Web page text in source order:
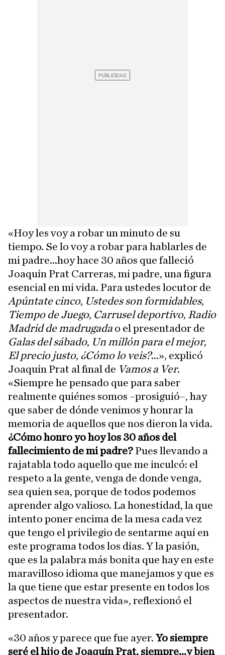
«Hoy les voy a robar un minuto de su
tiempo. Se lo voy a robar para hablarles de
mi padre...hoy hace 30 años que falleció
Joaquín Prat Carreras, mi padre, una figura
esencial en mi vida. Para ustedes locutor de
Apúntate cinco, Ustedes son formidables,
Tiempo de Juego, Carrusel deportivo, Radio
Madrid de madrugada o el presentador de
Galas del sábado, Un millón para el mejor,
El precio justo, ¿Cómo lo veis?...», explicó
Joaquín Prat al final de Vamos a Ver.
«Siempre he pensado que para saber
realmente quiénes somos –prosiguió–, hay
que saber de dónde venimos y honrar la
memoria de aquellos que nos dieron la vida.
¿Cómo honro yo hoy los 30 años del
fallecimiento de mi padre?Pues llevando a
rajatabla todo aquello que me inculcó: el
respeto a la gente, venga de donde venga,
sea quien sea, porque de todos podemos
aprender algo valioso. La honestidad, la que
intento poner encima de la mesa cada vez
que tengo el privilegio de sentarme aquí en
este programa todos los días. Y la pasión,
que es la palabra más bonita que hay en este
maravilloso idioma que manejamos y que es
la que tiene que estar presente en todos los
aspectos de nuestra vida», reflexionó el
presentador.
«30 años y parece que fue ayer. Yo siempre
seré el hijo de Joaquín Prat, siempre...y bien